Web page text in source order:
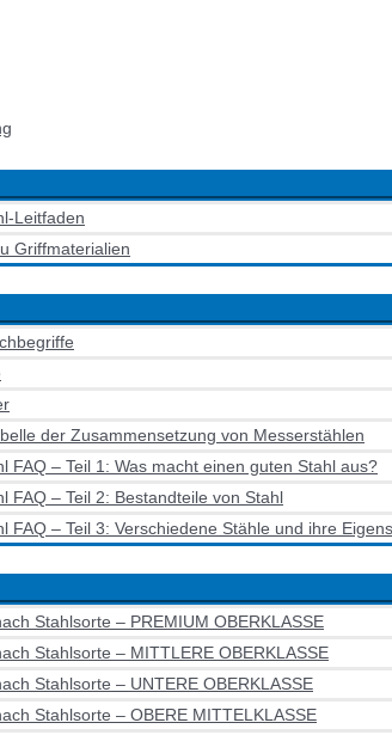
Leitfaden
Griffmaterialien
der Zusammensetzung von Messerstählen
FAQ – Teil 1: Was macht einen guten Stahl aus?
FAQ – Teil 2: Bestandteile von Stahl
FAQ – Teil 3: Verschiedene Stähle und ihre
Stahlsorte – PREMIUM OBERKLASSE
Stahlsorte – MITTLERE OBERKLASSE
Stahlsorte – UNTERE OBERKLASSE
Stahlsorte – OBERE MITTELKLASSE